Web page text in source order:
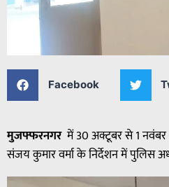
Facebook
मुजफ्फरनगरमें 30 अक्टूबर से 1 नवंबर
संजय कुमार वर्मा के निर्देशन में पुलिस